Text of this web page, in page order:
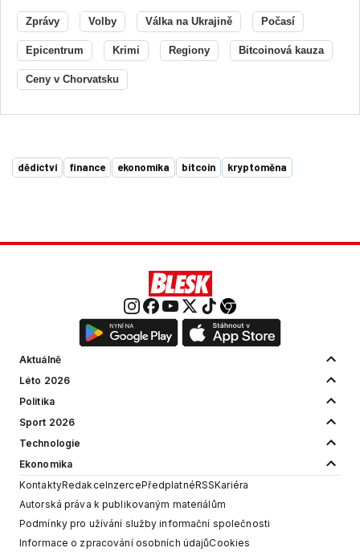
Zprávy Volby Válka na Ukrajině Počasí
Epicentrum Krimi Regiony Bitcoinová kauza
Ceny v Chorvatsku
dědictví finance ekonomika bitcoin kryptoměna
Aktuálně
Léto 2026
Politika
Sport 2026
Technologie
Ekonomika
KontaktyRedakceInzercePředplatnéRSSKariéra
Autorská práva k publikovaným materiálům
Podmínky pro užívání služby informační společnosti
Informace o zpracování osobních údajůCookies